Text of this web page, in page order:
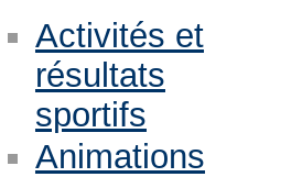
Activités et
résultats
sportifs
Animations